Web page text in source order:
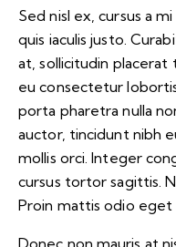
Sed nisl ex, cursus a
quis iaculis justo.
at, sollicitudin placerat
eu consectetur
porta pharetra nulla
auctor, tincidunt nibh
mollis orci. Integer
cursus tortor sagittis.
Proin mattis odio eget
Donec non mauris at